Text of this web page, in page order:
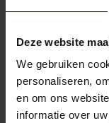
Deze website
We gebruiken
personaliseren,
en om ons
informatie over
Samen
Vragen over dit
Neem gerust